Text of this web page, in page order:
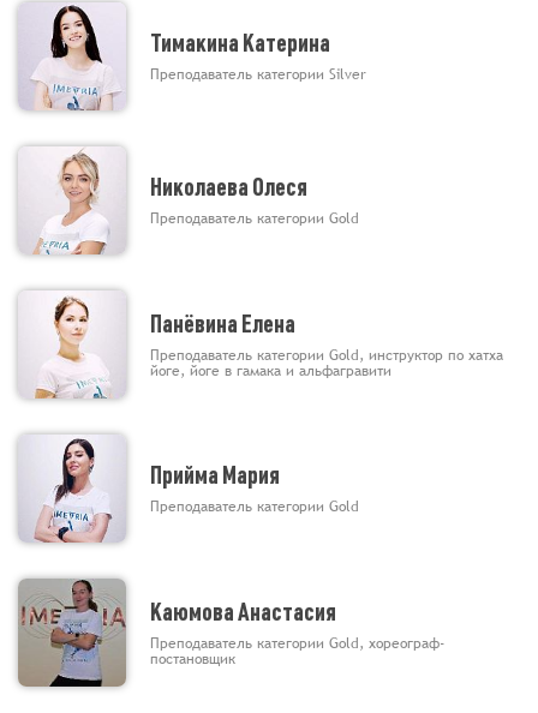
Тимакина Катерина
Преподаватель категории Silver
Николаева Олеся
Преподаватель категории Gold
Панёвина Елена
Преподаватель категории Gold, инструктор по хатха
йоге, йоге в гамака и альфагравити
Прийма Мария
Преподаватель категории Gold
Каюмова Анастасия
Преподаватель категории Gold, хореограф-
постановщик